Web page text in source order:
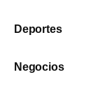
Deportes
Negocios